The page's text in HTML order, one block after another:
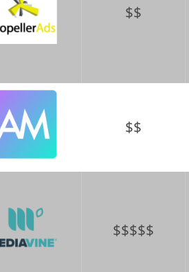
$$
$$
$$$$$